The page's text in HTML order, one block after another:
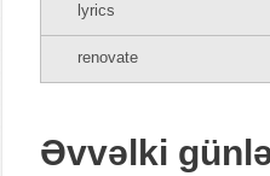
lyrics
renovate
Əvvəlki